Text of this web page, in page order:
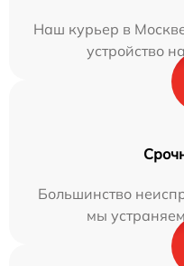
Наш курьер в
устройство
Большинство
мы